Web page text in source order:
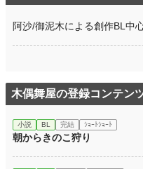
阿沙/御泥木による創作BL中
木偶舞屋の登録コンテン
小説 BL 完結 ｼｮｰﾄｼｮｰﾄ
朝からきのこ狩り